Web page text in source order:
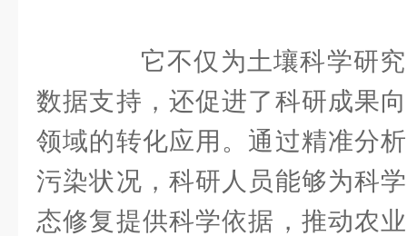
它不仅为土壤科学研究
数据支持，还促进了科研成果
领域的转化应用。通过精准分
污染状况，科研人员能够为科
态修复提供科学依据，推动农